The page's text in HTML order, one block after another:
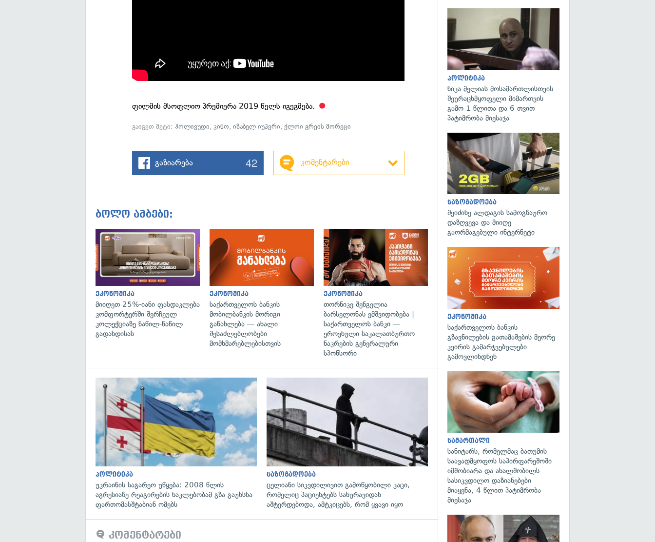
ფილმის მსოფლიო პრემიერა 2019 წელს იგეგმება.
გაიგეთ მეტი:ჰოლივუდი,კინო,იზაბელ იუპერი,ქლოი გრეის მორეცი
გაზიარება 42 კომენტარები
ბოლო ამბები:
ეკონომიკა
მიიღეთ 25%-იანი ფასდაკლება
კომფორტერში შერჩეულ
კოლექციაზე ნაწილ-ნაწილ
გადახდისას
ეკონომიკა
საქართველოს ბანკის
მობილბანკის მორიგი
განახლება — ახალი
შესაძლებლობები
მომხმარებლებისთვის
ეკონომიკა
თორნიკე შენგელია
ბარსელონას ემშვიდობება |
საქართველოს ბანკი —
ეროვნული საკალათბურთო
ნაკრების გენერალური
სპონსორი
გადახედვა
პოლიტიკა
უკრაინის საგარეო უწყება: 2008 წლის
აგრესიაზე რეაგირების ნაკლებობამ გზა გაუხსნა
ფართომასშტაბიან ომებს
გადახედვა
საზოგადოება
ცელიანი სიკვდილივით გამოწყობილი კაცი,
რომელიც პაციენტებს სახურავიდან
აშტერდებოდა, ამტკიცებს, რომ ყვავი იყო
კომენტარები
პოლიტიკა
ნიკა მელიას მოსამართლისთვის
შეურაცხმყოფელი მიმართვის
გამო 1 წლითა და 6 თვით
პატიმრობა მიესაჯა
საზოგადოება
შეიძინე ალდაგის სამოგზაურო
დაზღვევა და მიიღე
გაორმაგებული ინტერნეტი
ეკონომიკა
საქართველოს ბანკის
გზავნილების გათამაშების მეორე
კვირის გამარჯვებულები
გამოვლინდნენ
სამართალი
სანიტარს, რომელმაც ბათუმის
საავადმყოფოს საპირფარეშოში
იმშობიარა და ახალშობილს
სასიკვდილო დაზიანებები
მიაყენა, 4 წლით პატიმრობა
მიესაჯა